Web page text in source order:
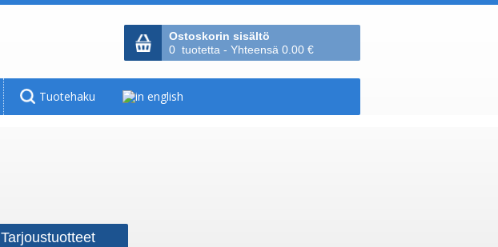
Ostoskorin sisältö
0 tuotetta - Yhteensä 0.00 €
Tuotehaku
Tarjoustuotteet